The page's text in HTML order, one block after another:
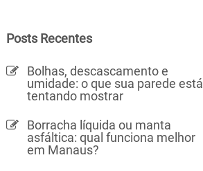
Posts Recentes
Bolhas, descascamento e
umidade: o que sua parede está
tentando mostrar
Borracha líquida ou manta
asfáltica: qual funciona melhor
em Manaus?